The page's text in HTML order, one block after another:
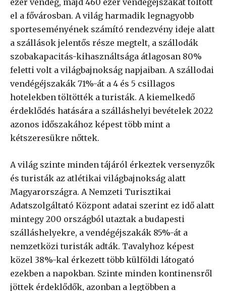
ezer vendég, majd 460 ezer vendégéjszakát töltött
el a fővárosban. A világ harmadik legnagyobb
sporteseményének számító rendezvény ideje alatt
a szállások jelentős része megtelt, a szállodák
szobakapacitás-kihasználtsága átlagosan 80%
feletti volt a világbajnokság napjaiban. A szállodai
vendégéjszakák 71%-át a 4 és 5 csillagos
hotelekben töltötték a turisták. A kiemelkedő
érdeklődés hatására a szálláshelyi bevételek 2022
azonos időszakához képest több mint a
kétszeresükre nőttek.
A világ szinte minden tájáról érkeztek versenyzők
és turisták az atlétikai világbajnokság alatt
Magyarországra. A Nemzeti Turisztikai
Adatszolgáltató Központ adatai szerint ez idő alatt
mintegy 200 országból utaztak a budapesti
szálláshelyekre, a vendégéjszakák 85%-át a
nemzetközi turisták adták. Tavalyhoz képest
közel 38%-kal érkezett több külföldi látogató
ezekben a napokban. Szinte minden kontinensről
jöttek érdeklődők, azonban a legtöbben a